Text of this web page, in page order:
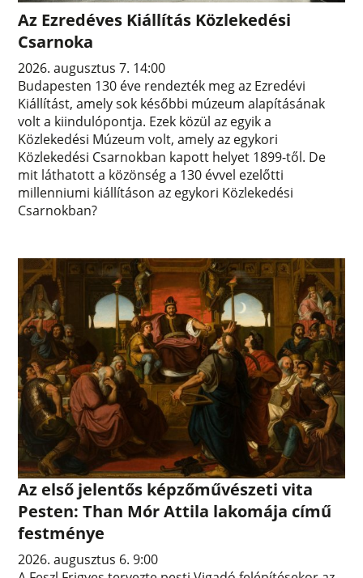
Az Ezredéves Kiállítás Közlekedési
Csarnoka
2026. augusztus 7. 14:00
Budapesten 130 éve rendezték meg az Ezredévi
Kiállítást, amely sok későbbi múzeum alapításának
volt a kiindulópontja. Ezek közül az egyik a
Közlekedési Múzeum volt, amely az egykori
Közlekedési Csarnokban kapott helyet 1899-től. De
mit láthatott a közönség a 130 évvel ezelőtti
millenniumi kiállításon az egykori Közlekedési
Csarnokban?
Az első jelentős képzőművészeti vita
Pesten: Than Mór Attila lakomája című
festménye
2026. augusztus 6. 9:00